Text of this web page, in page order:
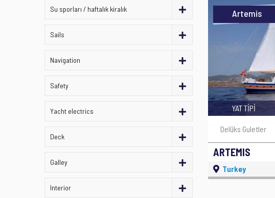
Su sporları / haftalık kiralık
Sails
Navigation
Safety
Yacht electrics
Deck
Galley
Interior
Artemis
ARTEMIS
YAT TİPİ
Delüks Guletler
Turkey